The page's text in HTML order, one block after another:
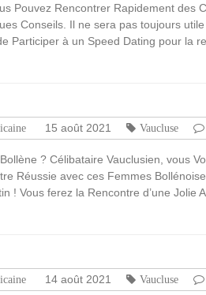
Pouvez Rencontrer Rapidement des
Conseils. Il ne sera pas toujours
Participer à un Speed Dating pour la
15 août 2021 Vaucluse
? Célibataire Vauclusien, vous
Réussie avec ces Femmes
! Vous ferez la Rencontre d’une Jolie
14 août 2021 Vaucluse